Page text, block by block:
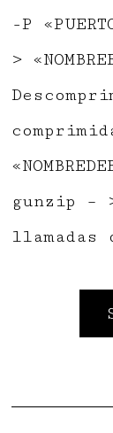
-P
>
gunzip –
llamadas